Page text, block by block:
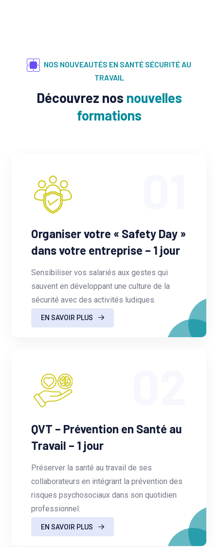
NOS NOUVEAUTÉS EN SANTÉ SÉCURITÉ AU
TRAVAIL
Découvrez nos nouvelles
formations
Organiser votre « Safety Day »
dans votre entreprise – 1 jour
Sensibiliser vos salariés aux gestes qui
sauvent en développant une culture de la
sécurité avec des activités ludiques.
EN SAVOIR PLUS
QVT – Prévention en Santé au
Travail – 1 jour
Préserver la santé au travail de ses
collaborateurs en intégrant la prévention des
risques psychosociaux dans son quotidien
professionnel.
EN SAVOIR PLUS